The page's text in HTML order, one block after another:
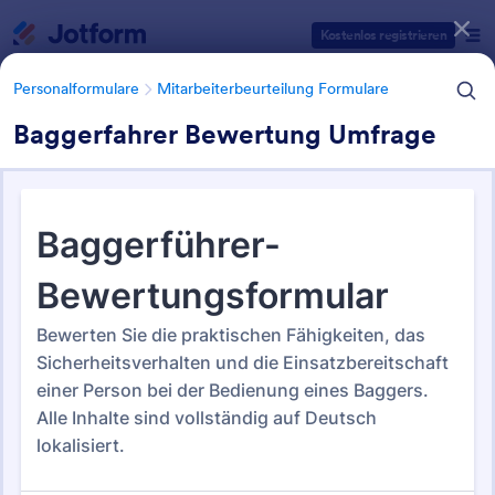
Kostenlos registrieren
Personalformulare Mitarbeiterbeurteilung Formulare
Baggerfahrer Bewertung Umfrage
Personalformulare Mitarbeiterbeurteilung Formulare
Mitarbeiterbeurteilung
Formulare
88 Vorlagen
Formularvorlagen Kategorien